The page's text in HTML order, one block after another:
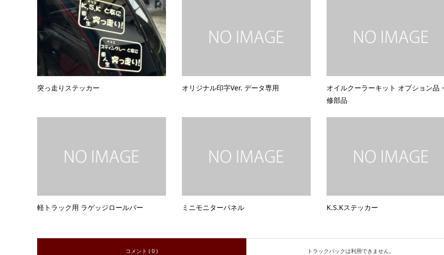
突っ走りステッカー オリジナル印字Ver. データ専用
オイルクーラーキット オプション品
修部品
軽トラック用 ラゲッジロールバー ミニモニターパネル K.S.Kステッカー
コメント ( 0 ) トラックバックは利用できません。